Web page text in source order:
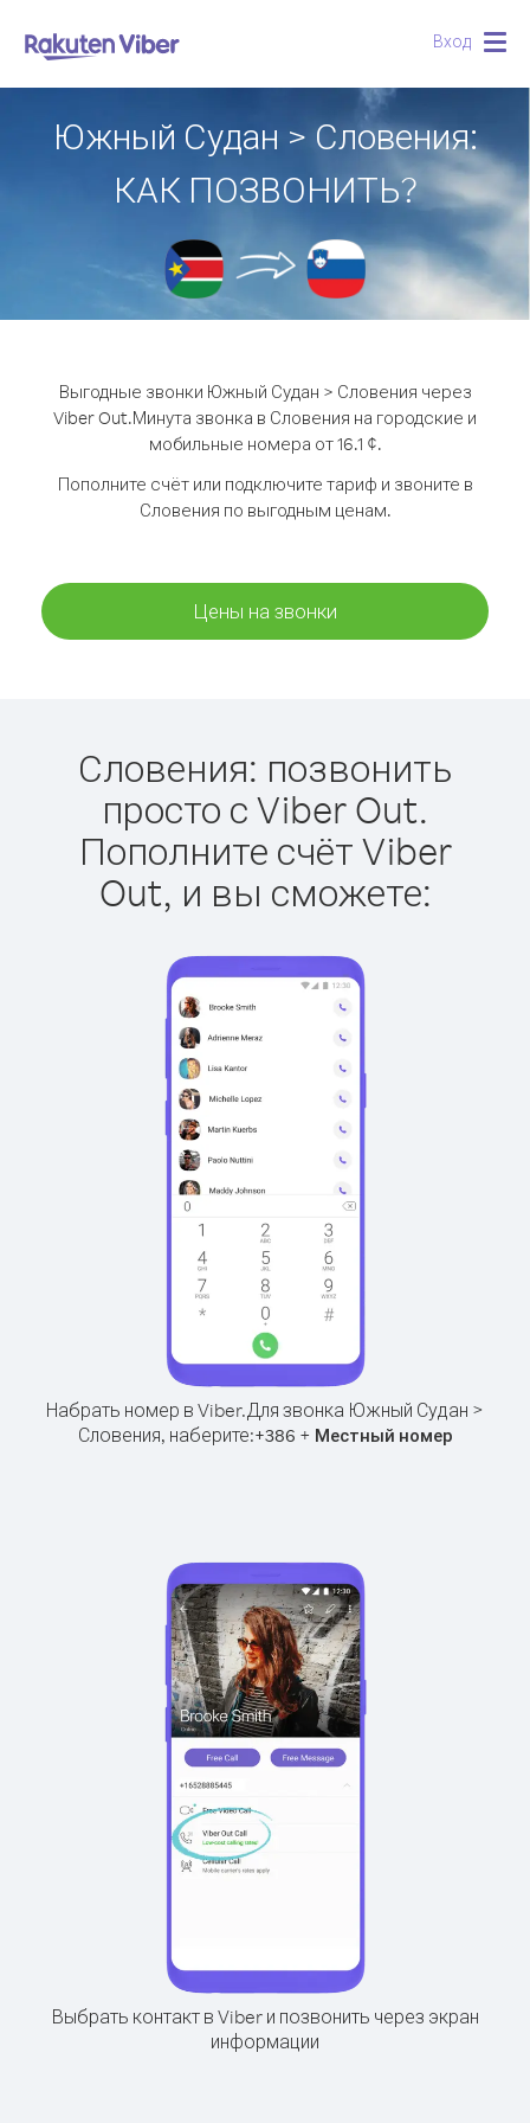
Вход
Южный Судан > Словения:
КАК ПОЗВОНИТЬ?
Выгодные звонки Южный Судан > Словения через
Viber Out.Минута звонка в Словения на городские и
мобильные номера от 16.1 ¢.
Пополните счёт или подключите тариф и звоните в
Словения по выгодным ценам.
Цены на звонки
Словения: позвонить
просто с Viber Out.
Пополните счёт Viber
Out, и вы сможете:
Набрать номер в Viber.Для звонка Южный Судан >
Словения, наберите:+386 + Местный номер
Выбрать контакт в Viber и позвонить через экран
информации